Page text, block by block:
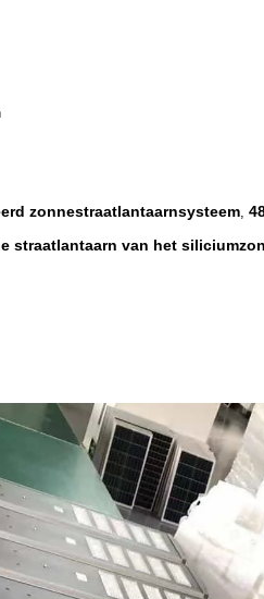
zonnestraatlantaarnsysteem,
straatlantaarn van het